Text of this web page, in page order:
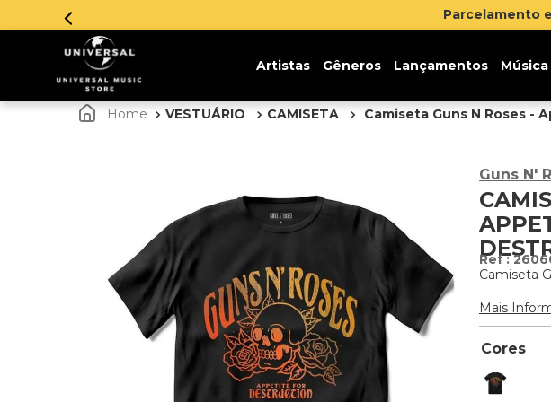
Parcelamento
Artistas Gêneros Lançamentos Música
VESTUÁRIO CAMISETA Camiseta Guns N Roses
Guns N'
:
Camiseta
Mais